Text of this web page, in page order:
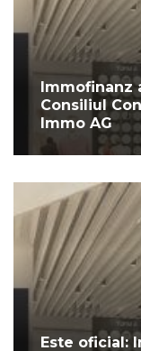
Consiliul
Immo AG
Este oficial: